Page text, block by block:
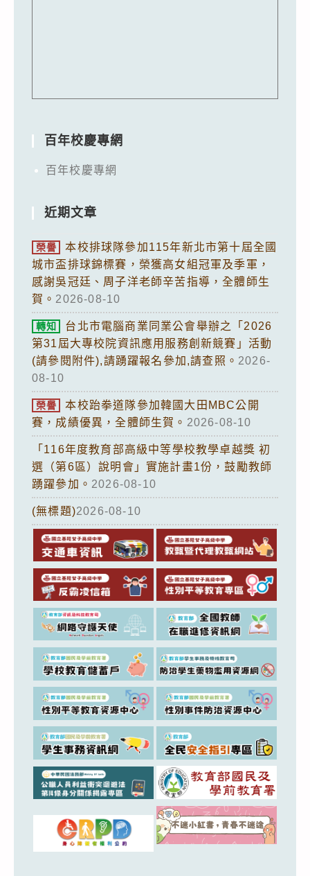
百年校慶專網
百年校慶專網
近期文章
榮譽
本校排球隊參加115年新北市第十屆全國
城市盃排球錦標賽，榮獲高女組冠軍及季軍，
感謝吳冠廷、周子洋老師辛苦指導，全體師生
賀。 2026-08-10
轉知
台北市電腦商業同業公會舉辦之「2026
第31屆大專校院資訊應用服務創新競賽」活動
(請參閱附件),請踴躍報名參加,請查照。 2026-
08-10
榮譽
本校跆拳道隊參加韓國大田MBC公開
賽，成績優異，全體師生賀。 2026-08-10
「116年度教育部高級中等學校教學卓越獎 初
選（第6區）說明會」實施計畫1份，鼓勵教師
踴躍參加。 2026-08-10
(無標題)2026-08-10